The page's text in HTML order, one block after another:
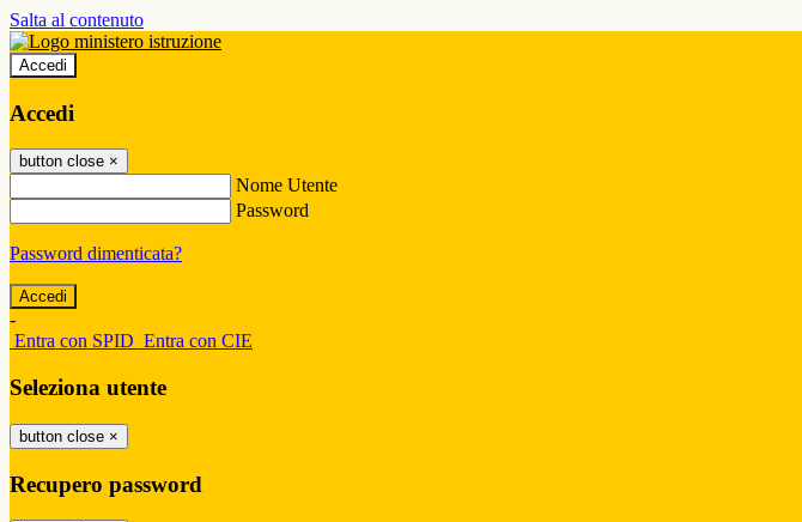
Salta al contenuto
Accedi
Accedi
button close ×
Nome Utente
Password
Password dimenticata?
-
Entra con SPID Entra con CIE
Seleziona utente
button close ×
Recupero password